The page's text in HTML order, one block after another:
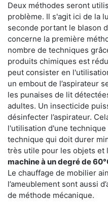
Deux méthodes seront
problème. Il s'agit ici de la
seconde portant le blason
concerne la première
nombre de techniques
produits chimiques est
peut consister en
un embout de l’aspirateur
les punaises de lit
adultes. Un insecticide
désinfecter l’aspirateur.
l'utilisation d'une
technique qui doit durer
très utile pour les objets et
machine à un degré de
Le chauffage de mobilier
l’ameublement sont aussi
de méthode mécanique.